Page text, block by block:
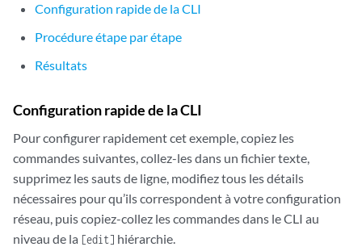
                    keepalives interval 30;
                    family inet {
                    }
unnumbered-address "$junos-loopback-
                }
            }
        }
    }
Configuration rapide de la CLI
Procédure étape par étape
Résultats
Configuration rapide de la CLI
Pour configurer rapidement cet exemple, copiez les
commandes suivantes, collez-les dans un fichier texte,
supprimez les sauts de ligne, modifiez tous les détails
nécessaires pour qu’ils correspondent à votre configuration
réseau, puis copiez-collez les commandes dans le CLI au
niveau de la [edit] hiérarchie.